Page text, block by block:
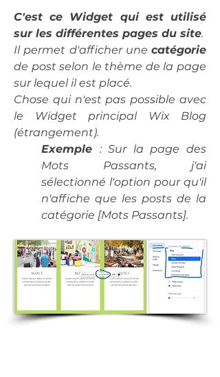
C'est ce Widget qui est utilisé
sur les différentes pages du site.
Il permet d'afficher une catégorie
de post selon le thème de la page
sur lequel il est placé.
Chose qui n'est pas possible avec
le Widget principal Wix Blog
(étrangement).
Exemple : Sur la page des
Mots Passants, j'ai
sélectionné l'option pour qu'il
n'affiche que les posts de la
catégorie [Mots Passants].